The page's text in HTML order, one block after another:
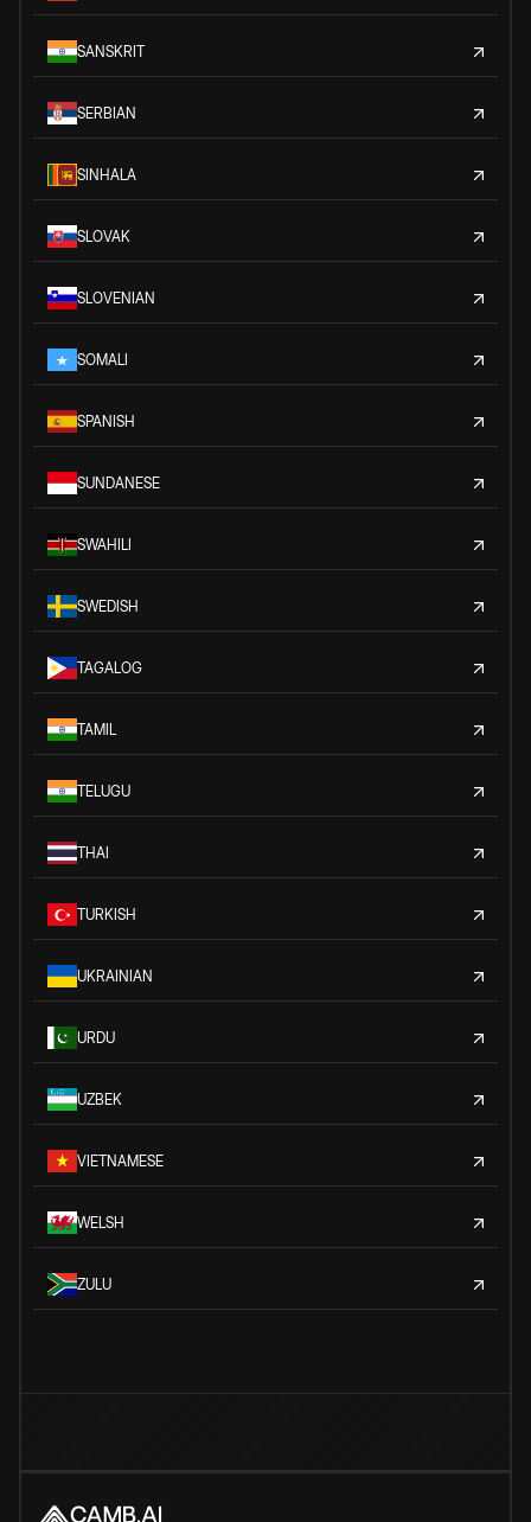
SANSKRIT
SERBIAN
SINHALA
SLOVAK
SLOVENIAN
SOMALI
SPANISH
SUNDANESE
SWAHILI
SWEDISH
TAGALOG
TAMIL
TELUGU
THAI
TURKISH
UKRAINIAN
URDU
UZBEK
VIETNAMESE
WELSH
ZULU